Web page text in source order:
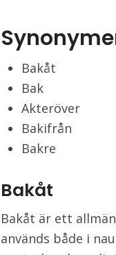
Bakåt
Bak
Akteröver
Bakifrån
Bakre
Bakåt
Bakåt är ett
används både i